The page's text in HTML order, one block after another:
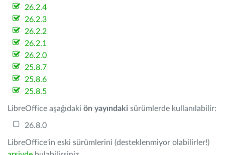
26.2.4
26.2.3
26.2.2
26.2.1
26.2.0
25.8.7
25.8.6
25.8.5
LibreOffice aşağıdaki ön yayındaki sürümlerde kullanılabilir:
26.8.0
LibreOffice'in eski sürümlerini (desteklenmiyor olabilirler!)